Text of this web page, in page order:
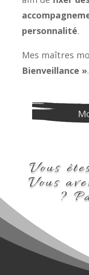
personnalité.
Mes maîtres
Bienveillance ».
Vous
Vous
?